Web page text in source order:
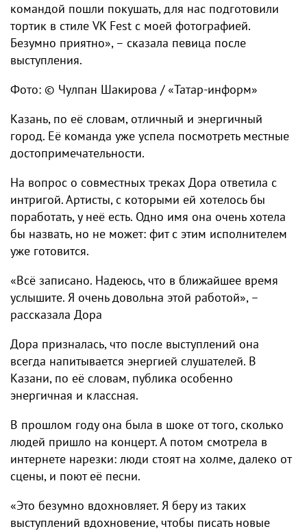
командой пошли покушать, для нас подготовили
тортик в стиле VK Fest с моей фотографией.
Безумно приятно», – сказала певица после
выступления.
Фото: © Чулпан Шакирова / «Татар-информ»
Казань, по её словам, отличный и энергичный
город. Её команда уже успела посмотреть местные
достопримечательности.
На вопрос о совместных треках Дора ответила с
интригой. Артисты, с которыми ей хотелось бы
поработать, у неё есть. Одно имя она очень хотела
бы назвать, но не может: фит с этим исполнителем
уже готовится.
«Всё записано. Надеюсь, что в ближайшее время
услышите. Я очень довольна этой работой», –
рассказала Дора
Дора призналась, что после выступлений она
всегда напитывается энергией слушателей. В
Казани, по её словам, публика особенно
энергичная и классная.
В прошлом году она была в шоке от того, сколько
людей пришло на концерт. А потом смотрела в
интернете нарезки: люди стоят на холме, далеко от
сцены, и поют её песни.
«Это безумно вдохновляет. Я беру из таких
выступлений вдохновение, чтобы писать новые